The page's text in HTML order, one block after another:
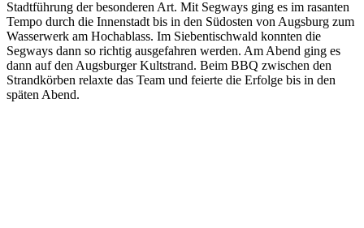
Stadtführung der besonderen Art. Mit Segways ging es im rasanten
Tempo durch die Innenstadt bis in den Südosten von Augsburg zum
Wasserwerk am Hochablass. Im Siebentischwald konnten die
Segways dann so richtig ausgefahren werden. Am Abend ging es
dann auf den Augsburger Kultstrand. Beim BBQ zwischen den
Strandkörben relaxte das Team und feierte die Erfolge bis in den
späten Abend.